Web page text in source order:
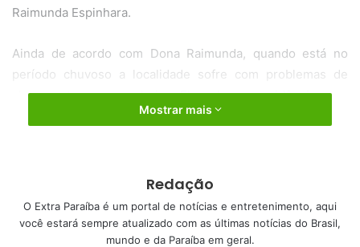
Raimunda Espinhara.
Ainda de acordo com Dona Raimunda, quando está no
período chuvoso a localidade sofre com problemas de
alagamentos e mau cheiro. Ela cobrou providências por
parte da Prefeitura Municipal que segundo ela até agora
A falta de tratamento integral de esgoto vem causando
dano ao meio ambiente e colocando em risco a saúde da
população.
Mostrar mais
Redação
O Extra Paraíba é um portal de notícias e entretenimento, aqui
você estará sempre atualizado com as últimas notícias do Brasil,
mundo e da Paraíba em geral.